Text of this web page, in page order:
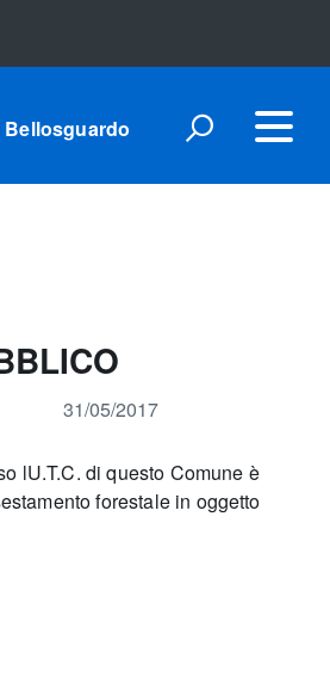
31/05/2017
lU.T.C. di questo Comune è
forestale in oggetto